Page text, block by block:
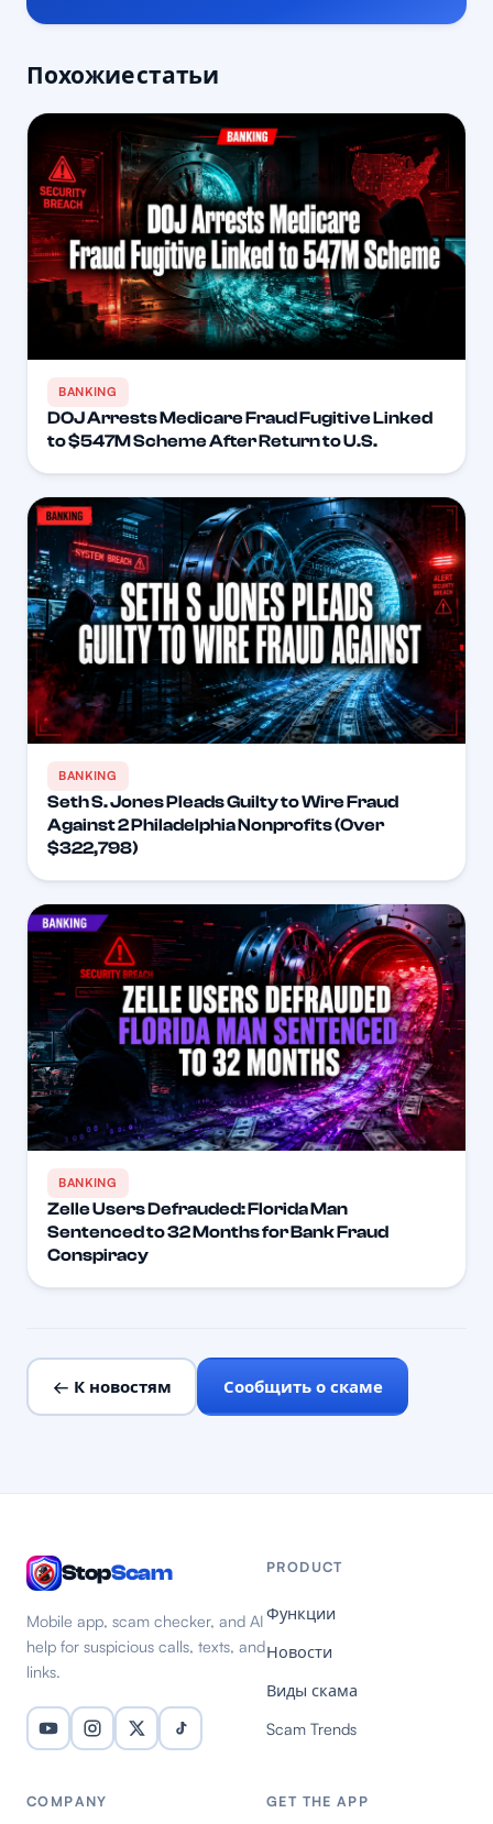
Похожие статьи
BANKING
DOJ Arrests Medicare Fraud Fugitive Linked
to $547M Scheme After Return to U.S.
BANKING
Seth S. Jones Pleads Guilty to Wire Fraud
Against 2 Philadelphia Nonprofits (Over
$322,798)
BANKING
Zelle Users Defrauded: Florida Man
Sentenced to 32 Months for Bank Fraud
Conspiracy
← К новостям Сообщить о скаме
StopScam
Mobile app, scam checker, and AI
help for suspicious calls, texts, and
links.
PRODUCT
Функции
Новости
Виды скама
Scam Trends
COMPANY GET THE APP